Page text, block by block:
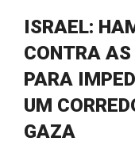
ISRAEL:
CONTRA AS
PARA
UM
GAZA